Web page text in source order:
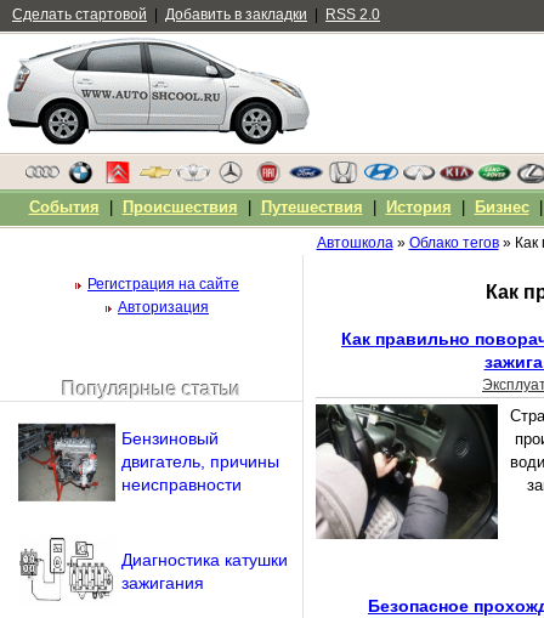
Автошкола» Облако тегов» Как
Как
Как правильно
Безопасное
Регистрация на сайте
Авторизация
Напомнить пароль?
Популярные статьи
Бензиновый
двигатель, причины
неисправности
Диагностика катушки
зажигания
Сделать стартовой Добавить в закладки RSS 2.0
События Происшествия Путешествия История Бизнес